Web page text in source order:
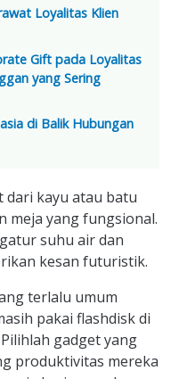
Loyalitas Klien
Gift pada Loyalitas
yang Sering
di Balik Hubungan
kayu atau batu
meja yang fungsional.
suhu air dan
kesan futuristik.
terlalu umum
pakai flashdisk di
gadget yang
produktivitas mereka